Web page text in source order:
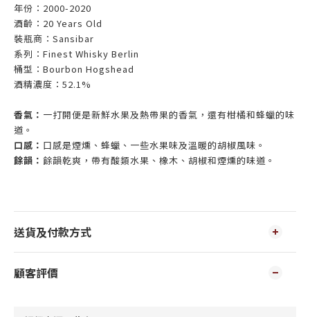
年份： 2000-2020
酒齡： 20 Years Old
裝瓶商： Sansibar
系列： Finest Whisky Berlin
桶型： Bourbon Hogshead
酒精濃度： 52.1%
香氣： 一打開便是新鮮水果及熱帶果的香氣，還有柑橘和蜂蠟的味
道。
口感： 口感是煙燻、蜂蠟、一些水果味及溫暖的胡椒風味。
餘韻： 餘韻乾爽，帶有酸類水果、橡木、胡椒和煙燻的味道。
送貨及付款方式
顧客評價